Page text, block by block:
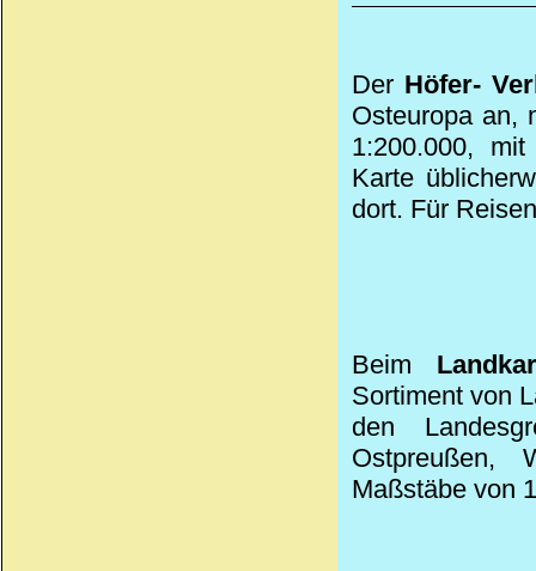
Der Höfer-
Osteuropa an,
1:200.000,
Karte
dort. Für
Beim
Sortiment von
den
Ostpreußen,
Maßstäbe von